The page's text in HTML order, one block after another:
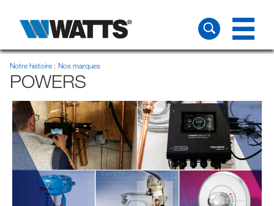
Notre histoire Nos marques
POWERS